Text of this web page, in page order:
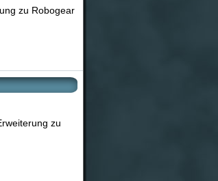
zu Robogear
zu